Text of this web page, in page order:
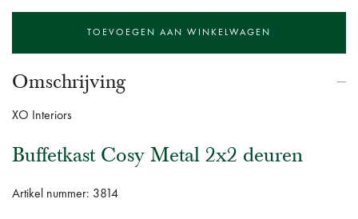
Omschrijving
XO Interiors
Buffetkast Cosy Metal 2x2 deuren
Artikel nummer: 3814